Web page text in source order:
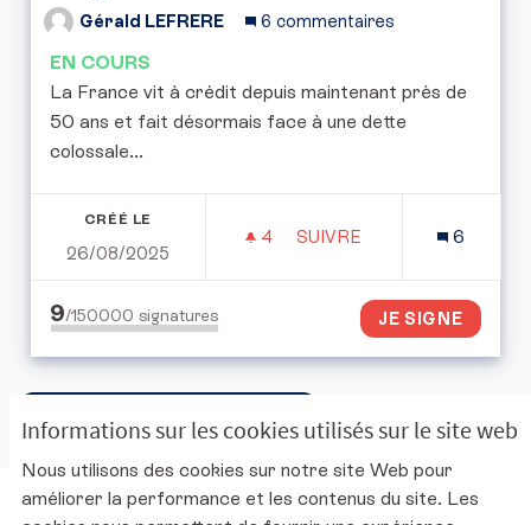
Informations sur les cookies utilisés sur le site web
Nous utilisons des cookies sur notre site Web pour
améliorer la performance et les contenus du site. Les
Gérald LEFRERE 6 commentaires
EN COURS
La France vit à crédit depuis maintenant près de
50 ans et fait désormais face à une dette
colossale...
CRÉÉ LE
26/08/2025
4 4 ABONNÉS
SUIVRE
6
9/150000 signatures JE SIGNE
Accéder à la corbeille ouverte
Charte d'utilisation de la plateforme